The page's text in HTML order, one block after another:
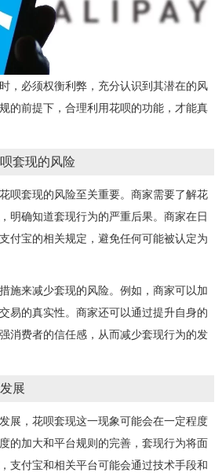
，必须权衡利弊，充分认识到其潜在的风
的前提下，合理利用花呗的功能，才能真
套现的风险
呗套现的风险至关重要。商家需要了解花
明确知道套现行为的严重后果。商家在日
付宝的相关规定，避免任何可能被认定为
施来减少套现的风险。例如，商家可以加
易的真实性。商家还可以通过提升自身的
消费者的信任感，从而减少套现行为的发
展
展，花呗套现这一现象可能会在一定程度
的加大和平台规则的完善，套现行为将面
支付宝和相关平台可能会通过技术手段和